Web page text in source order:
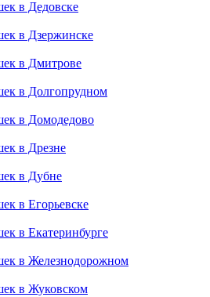
в Дедовске
в Дзержинске
в Дмитрове
в Долгопрудном
в Домодедово
в Дрезне
в Дубне
в Егорьевске
в Екатеринбурге
в Железнодорожном
в Жуковском